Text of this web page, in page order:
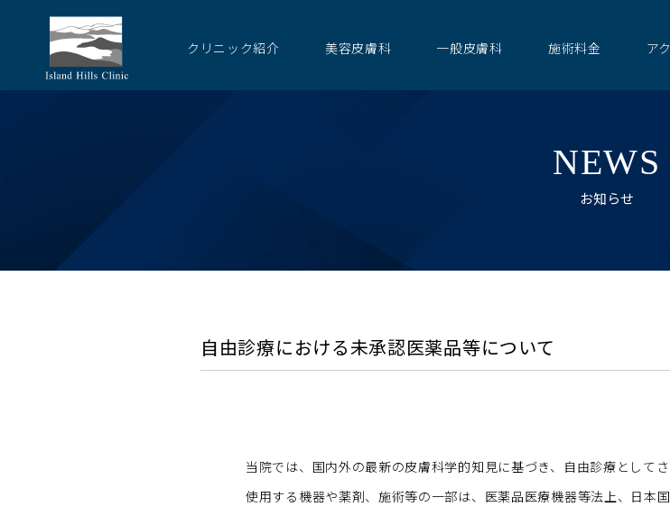
クリニック紹介 美容皮膚科 一般皮膚科 施術料金 ア
NEWS
お知らせ
自由診療における未承認医薬品等について
当院では、国内外の最新の皮膚科学的知見に基づき、自由診療として
使用する機器や薬剤、施術等の一部は、医薬品医療機器等法上、日本